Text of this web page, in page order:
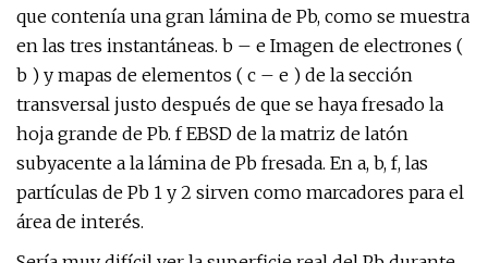
que contenía una gran lámina de Pb, como se muestra
en las tres instantáneas. b – e Imagen de electrones (
b ) y mapas de elementos ( c – e ) de la sección
transversal justo después de que se haya fresado la
hoja grande de Pb. f EBSD de la matriz de latón
subyacente a la lámina de Pb fresada. En a, b, f, las
partículas de Pb 1 y 2 sirven como marcadores para el
área de interés.